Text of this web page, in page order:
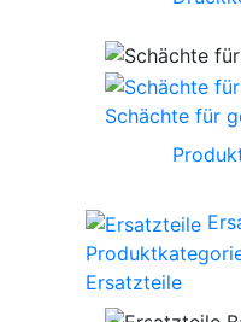
Schächte für
Ersatzteile